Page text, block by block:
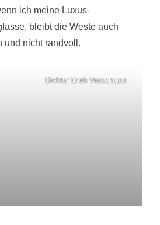
ich meine Luxus-
bleibt die Weste auch
und nicht randvoll.
Dichter Dreh Verschluss